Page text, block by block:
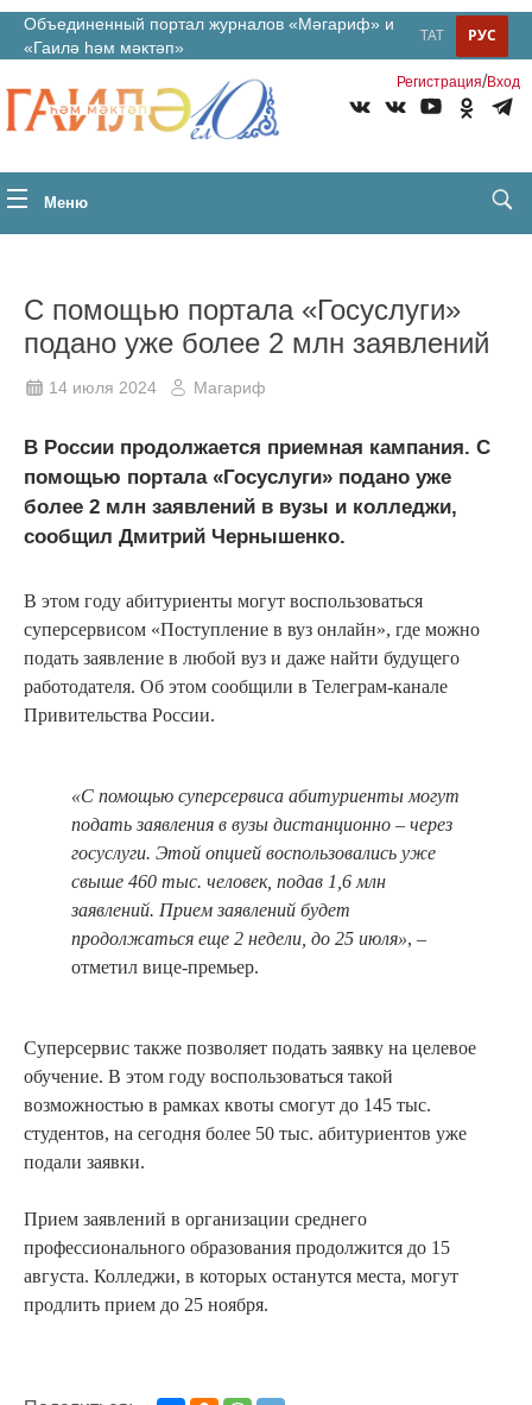
Объединенный портал журналов «Мәгариф» и
«Гаилә һәм мәктәп»
РУС
ТАТ
Регистрация/Вход
Меню
С помощью портала «Госуслуги»
подано уже более 2 млн заявлений
14 июля 2024 Магариф
В России продолжается приемная кампания. С
помощью портала «Госуслуги» подано уже
более 2 млн заявлений в вузы и колледжи,
сообщил Дмитрий Чернышенко.
В этом году абитуриенты могут воспользоваться
суперсервисом «Поступление в вуз онлайн», где можно
подать заявление в любой вуз и даже найти будущего
работодателя. Об этом сообщили в Телеграм-канале
Привительства России.
«С помощью суперсервиса абитуриенты могут
подать заявления в вузы дистанционно – через
госуслуги. Этой опцией воспользовались уже
свыше 460 тыс. человек, подав 1,6 млн
заявлений. Прием заявлений будет
продолжаться еще 2 недели, до 25 июля», –
отметил вице-премьер.
Суперсервис также позволяет подать заявку на целевое
обучение. В этом году воспользоваться такой
возможностью в рамках квоты смогут до 145 тыс.
студентов, на сегодня более 50 тыс. абитуриентов уже
подали заявки.
Прием заявлений в организации среднего
профессионального образования продолжится до 15
августа. Колледжи, в которых останутся места, могут
продлить прием до 25 ноября.